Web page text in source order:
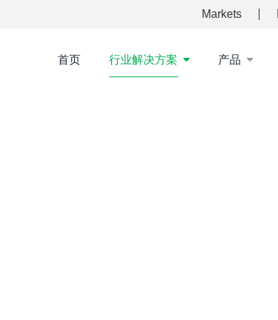
Markets
首页 行业解决方案 产品